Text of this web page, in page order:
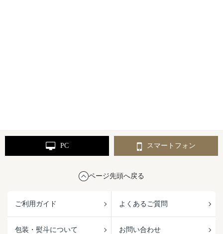
PC スマートフォン
ページ先頭へ戻る
ご利用ガイド よくあるご質問
包装・熨斗について お問い合わせ